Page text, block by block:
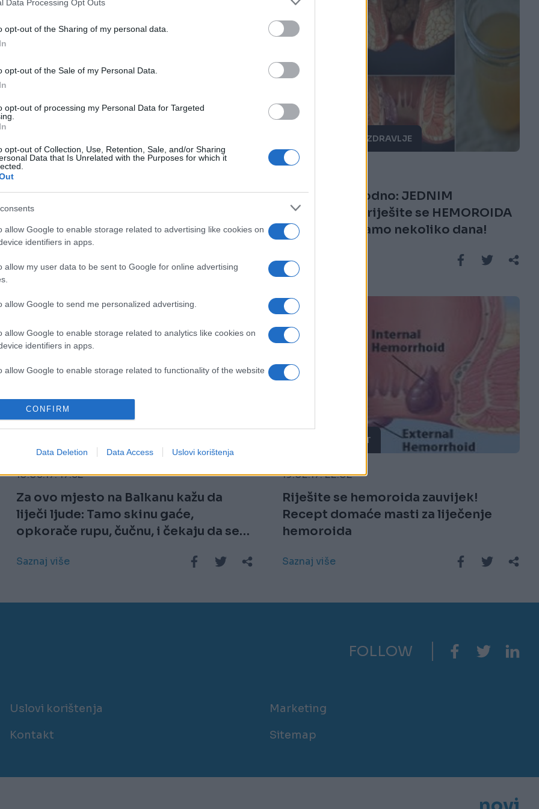
Data Processing Opt Outs
opt-out of the Sharing of my personal data.
opt-out of the Sale of my Personal Data.
opt-out of processing my Personal Data for Targeted
opt-out of Collection, Use, Retention, Sale, and/or Sharing
Data that Is Unrelated with the Purposes for which it
allow Google to enable storage related to advertising like cookies on
identifiers in apps.
allow my user data to be sent to Google for online advertising
allow Google to send me personalized advertising.
allow Google to enable storage related to analytics like cookies on
identifiers in apps.
allow Google to enable storage related to functionality of the website
allow Google to enable storage related to personalization.
functionality and fraud prevention, and other user protection.
CONFIRM
Data Deletion Data Access Uslovi korištenja
15.12.17. 19:30
RIJEŠITE SE HEMOROIDA ZAUVIJEK:
Recept za domaću mast koja će vas
spasiti muka!
PORODICA I ZDRAVLJE
Potpuno prirodno: JEDNIM
SASTOJKOM riješite se HEMOROIDA
kod kuće za samo nekoliko dana!
Saznaj više
10.03.17. 17:52
Za ovo mjesto na Balkanu kažu da
liječi ljude: Tamo skinu gaće,
opkorače rupu, čučnu, i čekaju da se
Saznaj više
ZDRAV ŽIVOT
19.02.17. 22:02
Riješite se hemoroida zauvijek!
Recept domaće masti za liječenje
hemoroida
Saznaj više
FOLLOW
Uslovi korištenja
Marketing
Kontakt Sitemap